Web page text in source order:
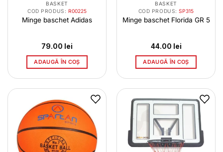
BASKET
COD PRODUS: R00225
Minge baschet Adidas
79.00 lei
ADAUGĂ ÎN COȘ
BASKET
COD PRODUS:SP315
Minge baschet Florida GR 5
44.00 lei
ADAUGĂ ÎN COȘ